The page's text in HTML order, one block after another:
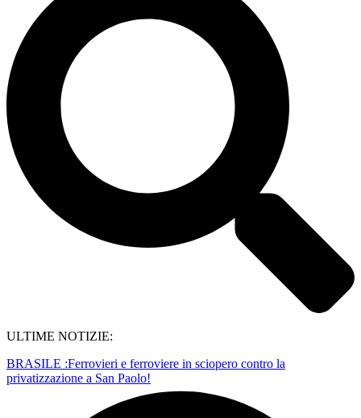
ULTIME NOTIZIE:
BRASILE :Ferrovieri e ferroviere in sciopero contro la
privatizzazione a San Paolo!